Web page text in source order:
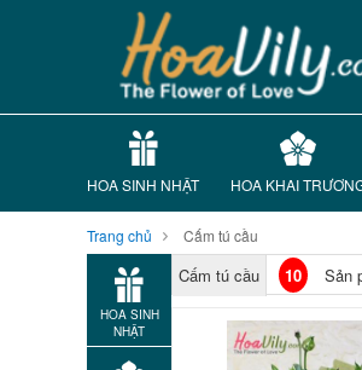
HOA SINH NHẬT HOA KHAI
Trang chủ Cấm tú cầu
HOA SINH
NHẬT
Cấm tú cầu 10 Sản